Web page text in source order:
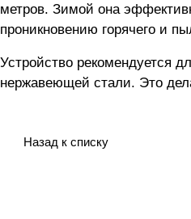
метров. Зимой она
проникновению горячего и
Устройство рекомендуется
нержавеющей стали. Это
Назад к списку